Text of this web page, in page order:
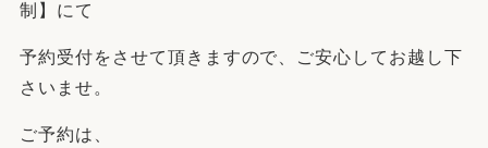
制】にて
予約受付をさせて頂きますので、ご安心してお越し下
さいませ。
ご予約は、